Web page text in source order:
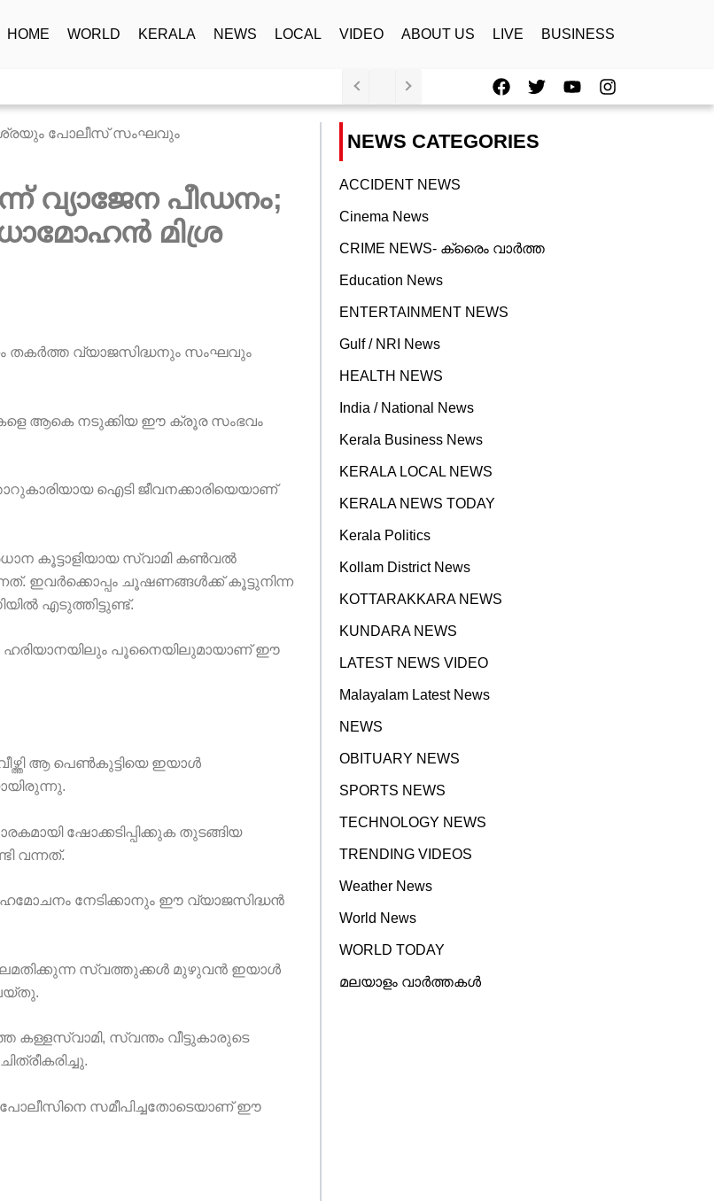
HOME WORLD KERALA NEWS LOCAL VIDEO ABOUT US LIVE BUSINESS
F
a
c
e
b
T
w
i
t
t
Y
o
u
I
n
s
വ്യാജേന പീഡനം;
മിശ്ര
തകർത്ത വ്യാജസിദ്ധനും സംഘവും
ആകെ നടുക്കിയ ഈ ക്രൂര സംഭവം
ഐടി ജീവനക്കാരിയെയാണ്
കൂട്ടാളിയായ സ്വാമി കൺവൽ
ഇവർക്കൊപ്പം ചൂഷണങ്ങൾക്ക് കൂട്ടുനിന്ന
എടുത്തിട്ടുണ്ട്.
ഹരിയാനയിലും പൂനൈയിലുമായാണ് ഈ
ആ പെൺകുട്ടിയെ ഇയാൾ
ഷോക്കടിപ്പിക്കുക തുടങ്ങിയ
വന്നത്.
നേടിക്കാനും ഈ വ്യാജസിദ്ധൻ
സ്വത്തുക്കൾ മുഴുവൻ ഇയാൾ
സ്വന്തം വീട്ടുകാരുടെ
പോലീസിനെ സമീപിച്ചതോടെയാണ് ഈ
NEWS CATEGORIES
ACCIDENT NEWS
Cinema News
CRIME NEWS- ക്രൈം വാർത്ത
Education News
ENTERTAINMENT NEWS
Gulf / NRI News
HEALTH NEWS
India / National News
Kerala Business News
KERALA LOCAL NEWS
KERALA NEWS TODAY
Kerala Politics
Kollam District News
KOTTARAKKARA NEWS
KUNDARA NEWS
LATEST NEWS VIDEO
Malayalam Latest News
NEWS
OBITUARY NEWS
SPORTS NEWS
TECHNOLOGY NEWS
TRENDING VIDEOS
Weather News
World News
WORLD TODAY
മലയാളം വാർത്തകൾ